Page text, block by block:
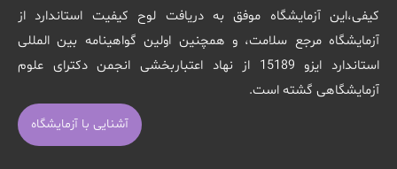
کیفی،این آزمایشگاه موفق به دریافت لوح کیفیت استاندارد از
آزمایشگاه مرجع سلامت، و همچنین اولین گواهینامه بین المللی
استاندارد ایزو 15189 از نهاد اعتباربخشی انجمن دکترای علوم
آزمایشگاهی گشته است.
آشنایی با آزمایشگاه